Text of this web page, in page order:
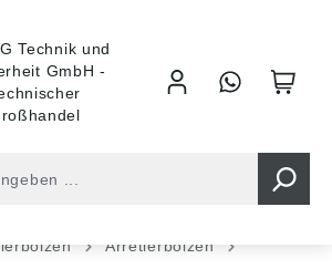
Arretierbolzen